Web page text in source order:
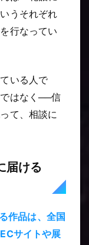
うそれぞれ
行なってい
いる人で
はなく──信
て、相談に
届ける
作品は、全国
サイトや展